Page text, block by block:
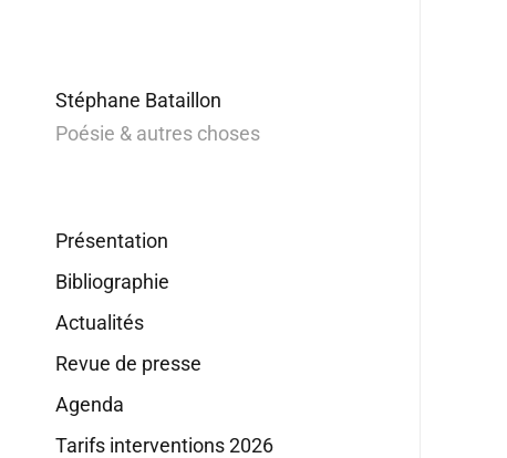
Stéphane Bataillon
Poésie & autres choses
Présentation
Bibliographie
Actualités
Revue de presse
Agenda
Tarifs interventions 2026